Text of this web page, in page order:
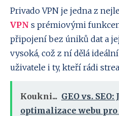
Privado VPN je jedna z
VPN s prémiovými
připojení bez úniků dat a
vysoká, což z ní dělá
uživatele i ty, kteří rádi
Koukni... GEO vs.
optimalizace webu